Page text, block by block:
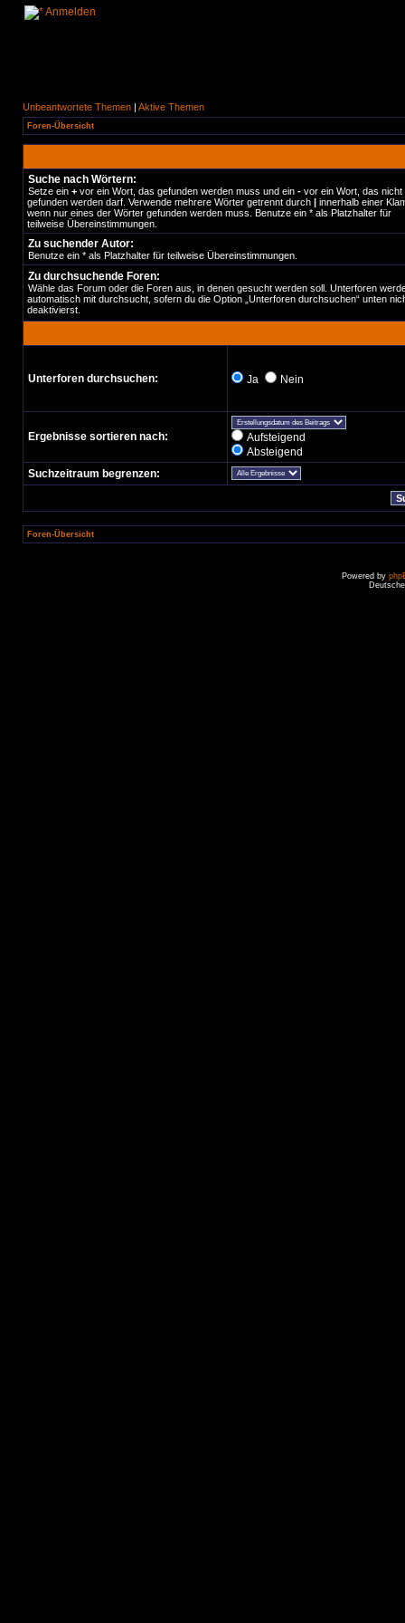
Anmelden
Unbeantwortete Themen | Aktive Themen
Foren-Übersicht
Suche nach Wörtern:
Setze ein + vor ein Wort, das gefunden werden muss und ein - vor ein Wort, das nicht
gefunden werden darf. Verwende mehrere Wörter getrennt durch | innerhalb einer
wenn nur eines der Wörter gefunden werden muss. Benutze ein * als Platzhalter für
teilweise Übereinstimmungen.
Zu suchender Autor:
Benutze ein * als Platzhalter für teilweise Übereinstimmungen.
Zu durchsuchende Foren:
Wähle das Forum oder die Foren aus, in denen gesucht werden soll. Unterforen
automatisch mit durchsucht, sofern du die Option „Unterforen durchsuchen“ unten
deaktivierst.
Unterforen durchsuchen: Ja Nein
Ergebnisse sortieren nach:
Aufsteigend
Absteigend
Suchzeitraum begrenzen:
Foren-Übersicht
Powered by